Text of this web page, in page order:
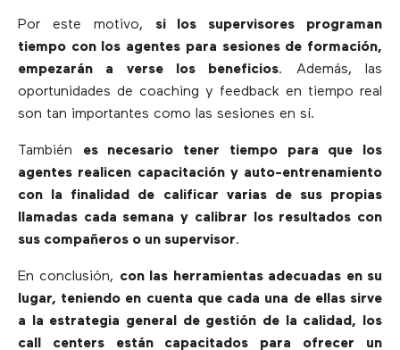
Por este motivo, si los supervisores programan
tiempo con los agentes para sesiones de formación,
empezarán a verse los beneficios. Además, las
oportunidades de coaching y feedback en tiempo real
son tan importantes como las sesiones en sí.
También es necesario tener tiempo para que los
agentes realicen capacitación y auto-entrenamiento
con la finalidad de calificar varias de sus propias
llamadas cada semana y calibrar los resultados con
sus compañeros o un supervisor.
En conclusión, con las herramientas adecuadas en su
lugar, teniendo en cuenta que cada una de ellas sirve
a la estrategia general de gestión de la calidad, los
call centers están capacitados para ofrecer un